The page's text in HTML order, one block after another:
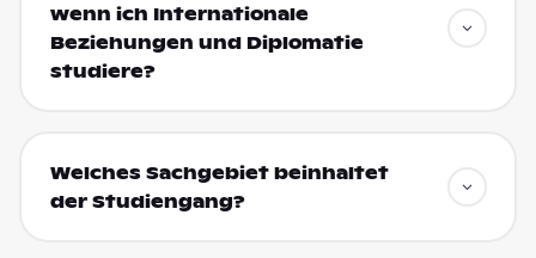
wenn ich Internationale
Beziehungen und Diplomatie
studiere?
Welches Sachgebiet beinhaltet
der Studiengang?